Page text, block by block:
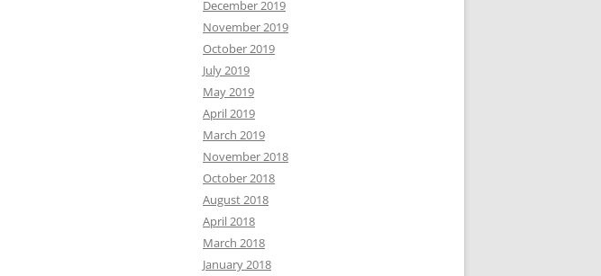
December 2019
November 2019
October 2019
July 2019
May 2019
April 2019
March 2019
November 2018
October 2018
August 2018
April 2018
March 2018
January 2018